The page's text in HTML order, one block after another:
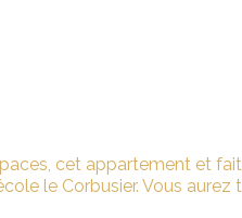
cet appartement et
le Corbusier. Vous